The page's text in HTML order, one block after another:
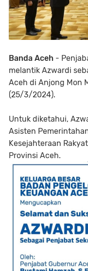
Banda Aceh -
melantik Azwardi
Aceh di Anjong Mon
(25/3/2024).
Untuk diketahui,
Asisten
Kesejahteraan
Provinsi Aceh.